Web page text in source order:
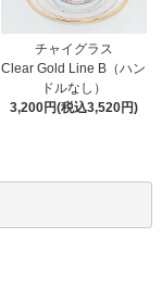
チャイグラス
Clear Gold Line B（ハン
ドルなし）
3,200円(税込3,520円)